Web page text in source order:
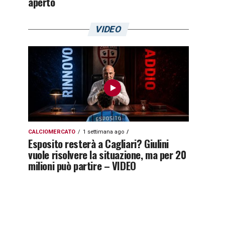
VIDEO
CALCIOMERCATO 1 settimana ago
Esposito resterà a Cagliari? Giulini
vuole risolvere la situazione, ma per 20
milioni può partire – VIDEO